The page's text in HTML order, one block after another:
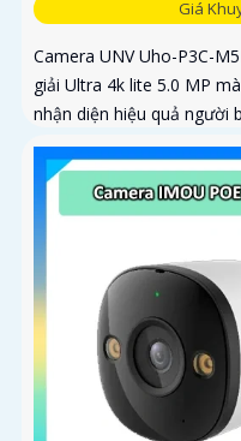
Giá
Camera UNV Uho-P3C-
giải Ultra 4k lite 5.0 MP
nhận diện hiệu quả người